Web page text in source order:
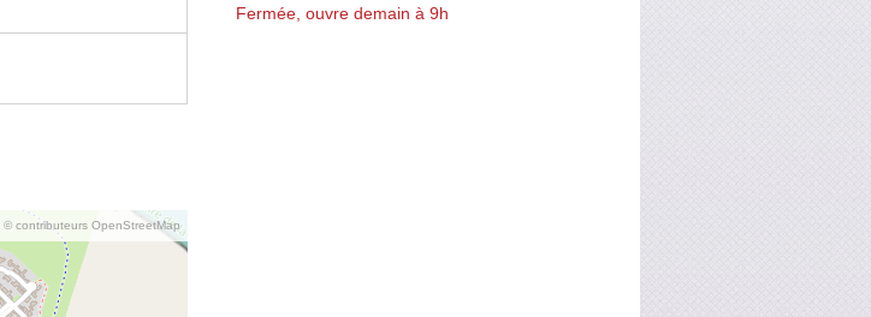
© contributeurs OpenStreetMap
Fermée, ouvre demain à 9h